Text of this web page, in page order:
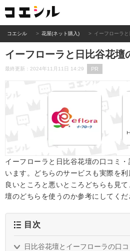
コエシル 花屋(ネット購入) イーフローラ
イーフローラと日比谷花壇
最終更新：2024年11月11日 14:29 PR
イーフローラと日比谷花壇の口コミ
います。どちらのサービスも実際を利
良いところと悪いところどちらも見
壇のどちらを使うのか参考にしてくだ
目次
日比谷花壇とイーフローラの口